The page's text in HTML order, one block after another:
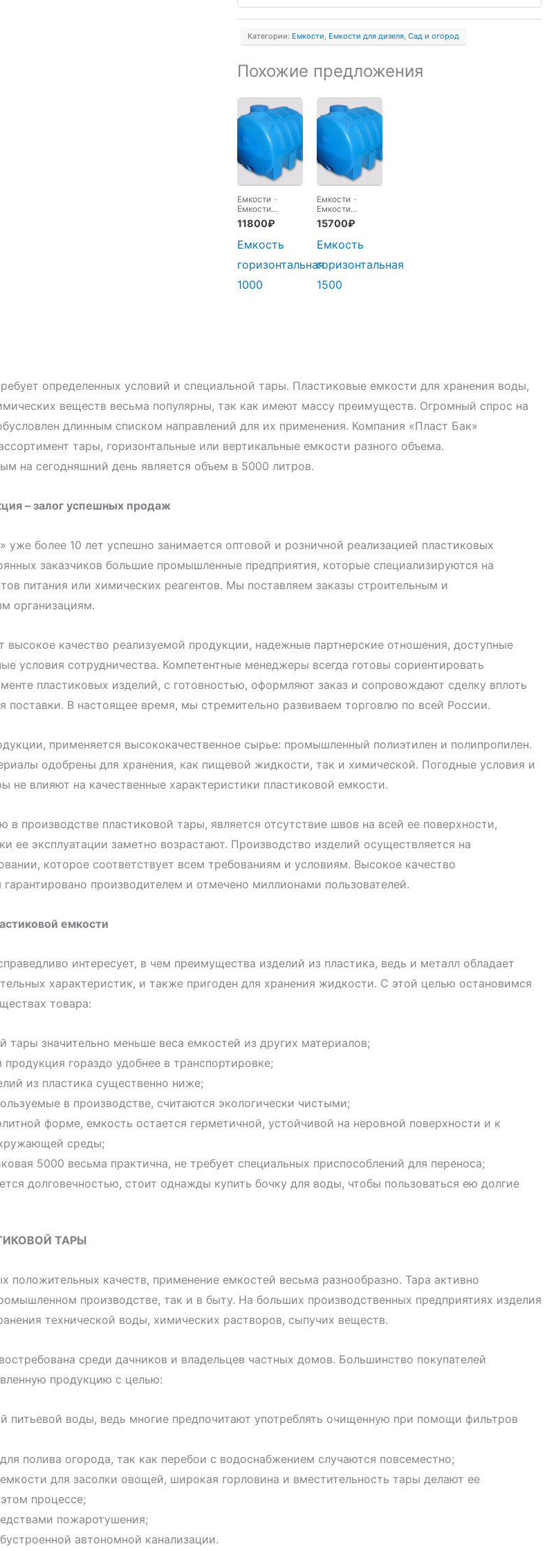
5000
желтая
Категории: Емкости, Емкости для дизеля,Сад и огород
Похожие предложения
Емкости -
Емкости
горизонтальные
целиндрические
11800₽
Емкость
горизонтальная
1000
Емкости -
Емкости
горизонтальные
целиндрические
15700₽
Емкость
горизонтальная
1500
определенных условий и специальной тары. Пластиковые емкости для хранения воды,
веществ весьма популярны, так как имеют массу преимуществ. Огромный спрос на
длинным списком направлений для их применения. Компания «Пласт Бак»
тары, горизонтальные или вертикальные емкости разного объема.
на сегодняшний день является объем в 5000 литров.
– залог успешных продаж
уже более 10 лет успешно занимается оптовой и розничной реализацией пластиковых
заказчиков большие промышленные предприятия, которые специализируются на
питания или химических реагентов. Мы поставляем заказы строительным и
организациям.
высокое качество реализуемой продукции, надежные партнерские отношения, доступные
условия сотрудничества. Компетентные менеджеры всегда готовы сориентировать
пластиковых изделий, с готовностью, оформляют заказ и сопровождают сделку вплоть
поставки. В настоящее время, мы стремительно развиваем торговлю по всей России.
применяется высококачественное сырье: промышленный полиэтилен и полипропилен.
одобрены для хранения, как пищевой жидкости, так и химической. Погодные условия и
не влияют на качественные характеристики пластиковой емкости.
в производстве пластиковой тары, является отсутствие швов на всей ее поверхности,
ее эксплуатации заметно возрастают. Производство изделий осуществляется на
которое соответствует всем требованиям и условиям. Высокое качество
производителем и отмечено миллионами пользователей.
емкости
интересует, в чем преимущества изделий из пластика, ведь и металл обладает
характеристик, и также пригоден для хранения жидкости. С этой целью остановимся
товара:
тары значительно меньше веса емкостей из других материалов;
продукция гораздо удобнее в транспортировке;
из пластика существенно ниже;
в производстве, считаются экологически чистыми;
форме, емкость остается герметичной, устойчивой на неровной поверхности и к
среды;
5000 весьма практична, не требует специальных приспособлений для переноса;
долговечностью, стоит однажды купить бочку для воды, чтобы пользоваться ею долгие
ТАРЫ
положительных качеств, применение емкостей весьма разнообразно. Тара активно
производстве, так и в быту. На больших производственных предприятиях изделия
технической воды, химических растворов, сыпучих веществ.
среди дачников и владельцев частных домов. Большинство покупателей
продукцию с целью:
питьевой воды, ведь многие предпочитают употреблять очищенную при помощи фильтров
полива огорода, так как перебои с водоснабжением случаются повсеместно;
для засолки овощей, широкая горловина и вместительность тары делают ее
процессе;
пожаротушения;
автономной канализации.